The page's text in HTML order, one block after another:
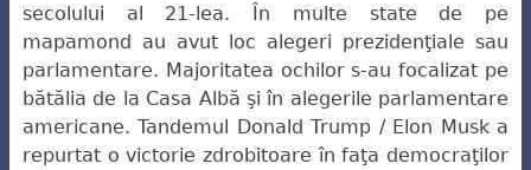
secolului al 21-lea. În multe state de pe
mapamond au avut loc alegeri prezidenţiale sau
parlamentare. Majoritatea ochilor s-au focalizat pe
bătălia de la Casa Albă şi în alegerile parlamentare
americane. Tandemul Donald Trump / Elon Musk a
repurtat o victorie zdrobitoare în faţa democraţilor